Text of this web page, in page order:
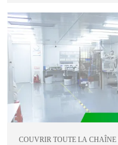
COUVRIR TOUTE LA